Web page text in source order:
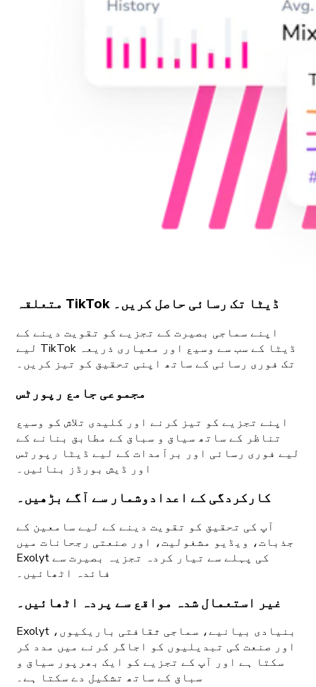
متعلقہ TikTok ڈیٹا تک رسائی حاصل کریں۔
اپنے سماجی بصیرت کے تجزیے کو تقویت دینے کے
لیے TikTok ڈیٹا کے سب سے وسیع اور معیاری ذریعہ
تک فوری رسائی کے ساتھ اپنی تحقیق کو تیز کریں۔
مجموعی جامع رپورٹس
اپنے تجزیے کو تیز کرنے اور کلیدی تلاش کو وسیع
تناظر کے ساتھ سیاق و سباق کے مطابق بنانے کے
لیے فوری رسائی اور برآمدات کے لیے ڈیٹا رپورٹس
اور ڈیش بورڈز بنائیں۔
کارکردگی کے اعدادوشمار سے آگے بڑھیں۔
آپ کی تحقیق کو تقویت دینے کے لیے سامعین کے
جذبات، ویڈیو مشغولیت، اور صنعتی رجحانات میں
Exolyt کی پہلے سے تیار کردہ تجزیہ بصیرت سے
فائدہ اٹھائیں۔
غیر استعمال شدہ مواقع سے پردہ اٹھائیں۔
Exolyt بنیادی بیانیے، سماجی ثقافتی باریکیوں،
اور صنعت کی تبدیلیوں کو اجاگر کرنے میں مدد کر
سکتا ہے اور آپ کے تجزیے کو ایک بھرپور سیاق و
سباق کے ساتھ تشکیل دے سکتا ہے۔